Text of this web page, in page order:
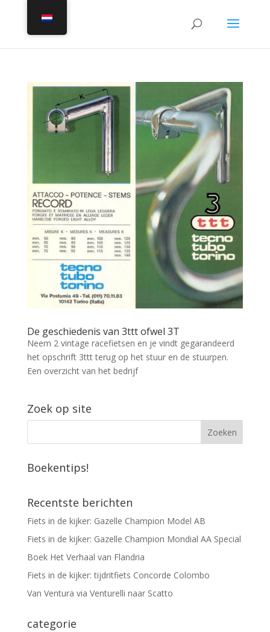
De geschiedenis van 3ttt ofwel 3T
Neem 2 vintage racefietsen en je vindt gegarandeerd
het opschrift 3ttt terug op het stuur en de stuurpen.
Een overzicht van het bedrijf
Zoek op site
Boekentips!
Recentste berichten
Fiets in de kijker: Gazelle Champion Model AB
Fiets in de kijker: Gazelle Champion Mondial AA Special
Boek Het Verhaal van Flandria
Fiets in de kijker: tijdritfiets Concorde Colombo
Van Ventura via Venturelli naar Scatto
categorie